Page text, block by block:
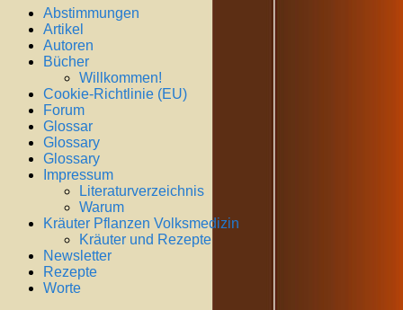
Abstimmungen
Artikel
Autoren
Bücher
Willkommen!
Cookie-Richtlinie (EU)
Forum
Glossar
Glossary
Glossary
Impressum
Literaturverzeichnis
Warum
Kräuter Pflanzen Volksmedizin
Kräuter und Rezepte
Newsletter
Rezepte
Worte